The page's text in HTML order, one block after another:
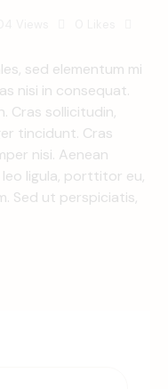
sed elementum mi
nisi in consequat.
Cras sollicitudin,
tincidunt. Cras
nisi. Aenean
ligula, porttitor eu,
Sed ut perspiciatis,